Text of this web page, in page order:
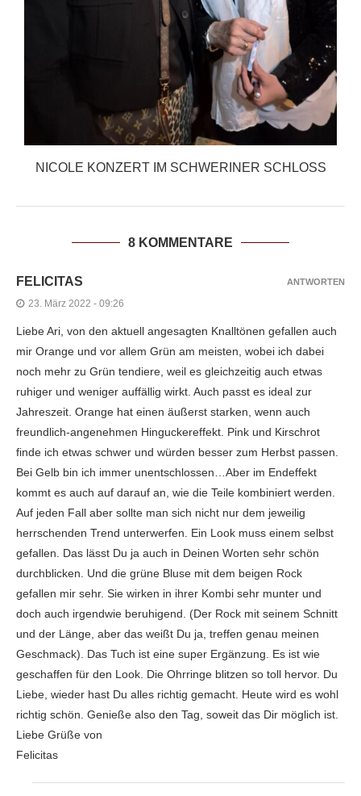
NICOLE KONZERT IM SCHWERINER SCHLOSS
8 KOMMENTARE
FELICITAS
23. März 2022 - 09:26
Liebe Ari, von den aktuell angesagten Knalltönen gefallen auch
mir Orange und vor allem Grün am meisten, wobei ich dabei
noch mehr zu Grün tendiere, weil es gleichzeitig auch etwas
ruhiger und weniger auffällig wirkt. Auch passt es ideal zur
Jahreszeit. Orange hat einen äußerst starken, wenn auch
freundlich-angenehmen Hinguckereffekt. Pink und Kirschrot
finde ich etwas schwer und würden besser zum Herbst passen.
Bei Gelb bin ich immer unentschlossen…Aber im Endeffekt
kommt es auch auf darauf an, wie die Teile kombiniert werden.
Auf jeden Fall aber sollte man sich nicht nur dem jeweilig
herrschenden Trend unterwerfen. Ein Look muss einem selbst
gefallen. Das lässt Du ja auch in Deinen Worten sehr schön
durchblicken. Und die grüne Bluse mit dem beigen Rock
gefallen mir sehr. Sie wirken in ihrer Kombi sehr munter und
doch auch irgendwie beruhigend. (Der Rock mit seinem Schnitt
und der Länge, aber das weißt Du ja, treffen genau meinen
Geschmack). Das Tuch ist eine super Ergänzung. Es ist wie
geschaffen für den Look. Die Ohrringe blitzen so toll hervor. Du
Liebe, wieder hast Du alles richtig gemacht. Heute wird es wohl
richtig schön. Genieße also den Tag, soweit das Dir möglich ist.
Liebe Grüße von
Felicitas
ANTWORTEN